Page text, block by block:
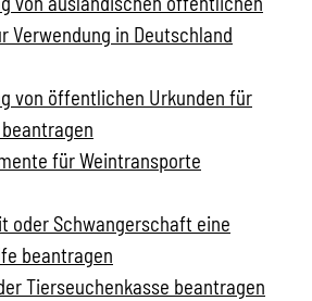
Verwendung in Deutschland
von öffentlichen Urkunden für
für Weintransporte
oder Schwangerschaft eine
beantragen
Tierseuchenkasse beantragen